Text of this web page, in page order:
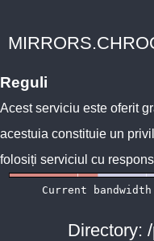
Reguli
Acest serviciu este oferit
acestuia constituie un
folosiți serviciul cu
Directory: